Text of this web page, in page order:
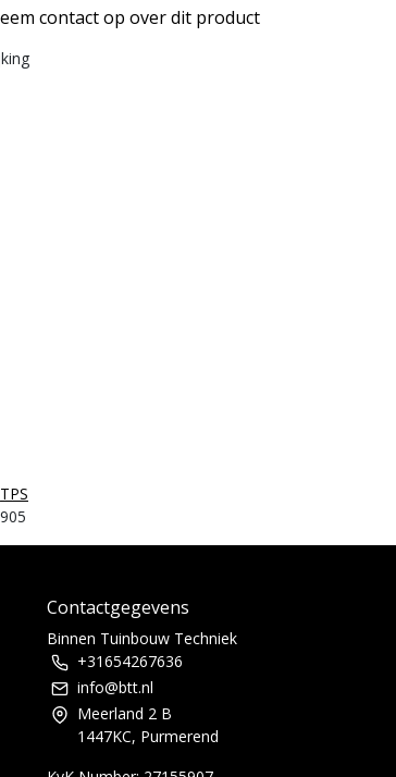
contact op over dit product
TPS
905
Contactgegevens
Binnen Tuinbouw Techniek
+31654267636
info@btt.nl
Meerland 2 B
1447KC, Purmerend